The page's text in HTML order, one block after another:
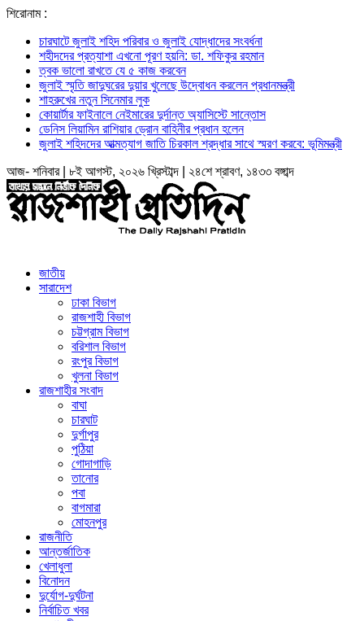
শিরোনাম :
চারঘাটে জুলাই শহিদ পরিবার ও জুলাই যোদ্ধাদের সংবর্ধনা
শহীদদের প্রত্যাশা এখনো পূরণ হয়নি: ডা. শফিকুর রহমান
ত্বক ভালো রাখতে যে ৫ কাজ করবেন
জুলাই স্মৃতি জাদুঘরের দুয়ার খুলেছে উদ্বোধন করলেন প্রধানমন্ত্রী
শাহরুখের নতুন সিনেমার লুক
কোয়ার্টার ফাইনালে নেইমারের দুর্দান্ত অ্যাসিস্টে সান্তোস
ডেনিস লিয়ামিন রাশিয়ার ড্রোন বাহিনীর প্রধান হলেন
জুলাই শহিদদের আত্মত্যাগ জাতি চিরকাল শ্রদ্ধার সাথে স্মরণ করবে: ভূমিমন্ত্রী
আজ- শনিবার | ৮ই আগস্ট, ২০২৬ খ্রিস্টাব্দ | ২৪শে শ্রাবণ, ১৪৩৩ বঙ্গাব্দ
জাতীয়
সারাদেশ
ঢাকা বিভাগ
রাজশাহী বিভাগ
চট্টগ্রাম বিভাগ
বরিশাল বিভাগ
রংপুর বিভাগ
খুলনা বিভাগ
রাজশাহীর সংবাদ
বাঘা
চারঘাট
দুর্গাপুর
পুঠিয়া
গোদাগাড়ি
তানোর
পবা
বাগমারা
মোহনপুর
রাজনীতি
আন্তর্জাতিক
খেলাধুলা
বিনোদন
দুর্যোগ-দুর্ঘটনা
নির্বাচিত খবর